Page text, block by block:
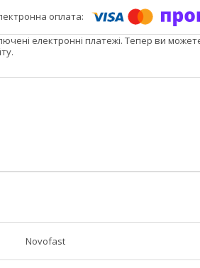
електронні платежі. Тепер ви
Novofast